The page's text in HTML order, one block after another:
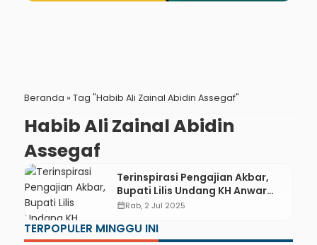
Beranda » Tag "Habib Ali Zainal Abidin Assegaf"
Habib Ali Zainal Abidin
Assegaf
Terinspirasi Pengajian Akbar,
Bupati Lilis Undang KH Anwar
Zahid dan Habib Bidin di
calendar_monthRab, 2 Jul 2025
TERPOPULER MINGGU INI